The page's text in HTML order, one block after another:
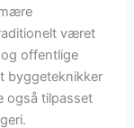
været
offentlige
byggeteknikker
også tilpasset